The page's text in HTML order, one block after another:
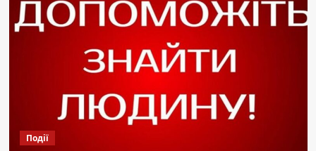
Події